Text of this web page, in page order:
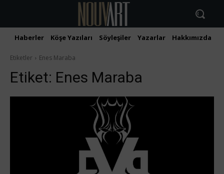
Haberler Köşe Yazıları Söyleşiler Yazarlar Hakkımızda
Etiketler Enes Maraba
Etiket: Enes Maraba